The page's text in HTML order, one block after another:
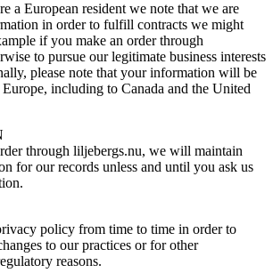
a European resident we note that we are
in order to fulfill contracts we might
if you make an order through
to pursue our legitimate business interests
please note that your information will be
including to Canada and the United
through liljebergs.nu, we will maintain
for our records unless and until you ask us
policy from time to time in order to
to our practices or for other
reasons.